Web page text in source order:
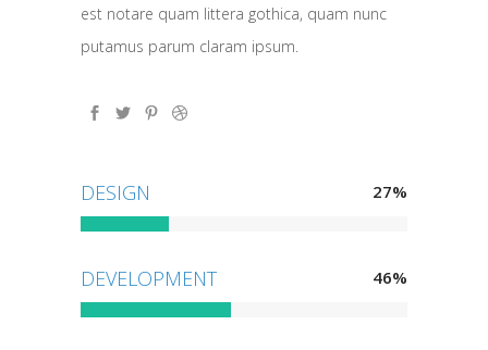
est notare quam littera gothica, quam nunc
putamus parum claram ipsum.
DESIGN 27%
DEVELOPMENT 46%